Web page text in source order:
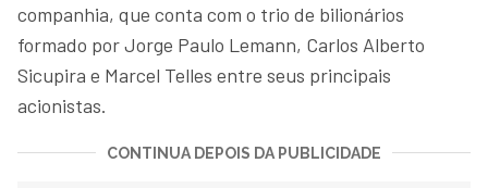
companhia, que conta com o trio de bilionários
formado por Jorge Paulo Lemann, Carlos Alberto
Sicupira e Marcel Telles entre seus principais
acionistas.
CONTINUA DEPOIS DA PUBLICIDADE